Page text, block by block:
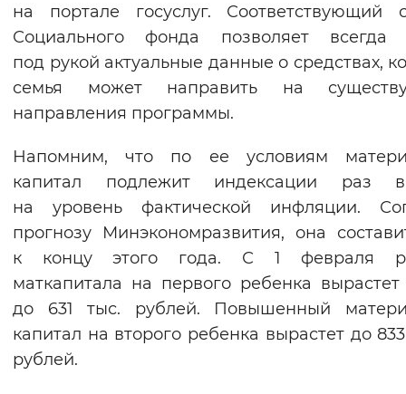
на портале госуслуг. Соответствующий
Социального фонда позволяет всегда
под рукой актуальные данные о средствах,
семья может направить на
направления программы.
Напомним, что по ее условиям
капитал подлежит индексации раз
на уровень фактической инфляции.
прогнозу Минэкономразвития, она
к концу этого года. С 1 февраля
маткапитала на первого ребенка вырастет
до 631 тыс. рублей. Повышенный
капитал на второго ребенка вырастет до
рублей.